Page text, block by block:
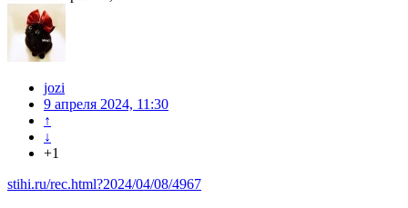
jozi
9 апреля 2024, 11:30
↑
↓
+1
stihi.ru/rec.html?2024/04/08/4967